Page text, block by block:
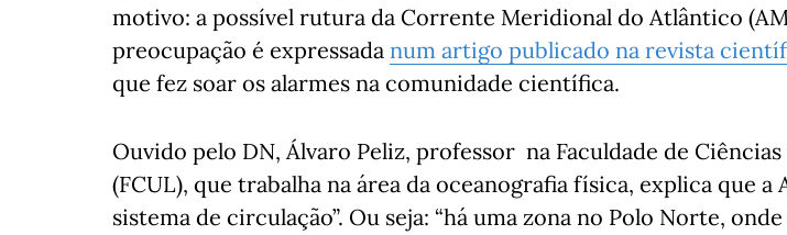
motivo: a possível rutura da Corrente Meridional do Atlântico
preocupação é expressada num artigo publicado na revista
que fez soar os alarmes na comunidade científica.
Ouvido pelo DN, Álvaro Peliz, professor na Faculdade de
(FCUL), que trabalha na área da oceanografia física, explica que a
sistema de circulação”. Ou seja: “há uma zona no Polo Norte, onde